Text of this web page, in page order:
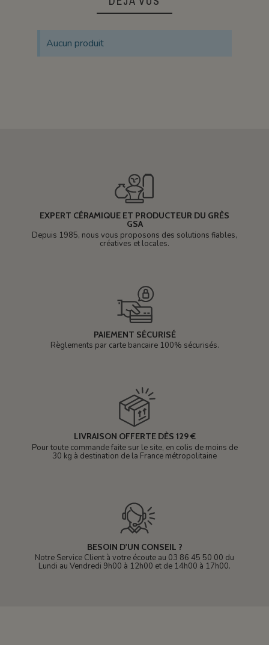
Aucun produit
EXPERT CÉRAMIQUE ET PRODUCTEUR DU GRÈS
GSA
Depuis 1985, nous vous proposons des solutions fiables,
créatives et locales.
PAIEMENT SÉCURISÉ
Règlements par carte bancaire 100% sécurisés.
LIVRAISON OFFERTE DÈS 129 €
Pour toute commande faite sur le site, en colis de moins de
30 kg à destination de la France métropolitaine
BESOIN D'UN CONSEIL ?
Notre Service Client à votre écoute au 03 86 45 50 00 du
Lundi au Vendredi 9h00 à 12h00 et de 14h00 à 17h00.